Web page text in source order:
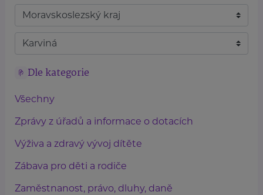
Dle kategorie
Všechny
Zprávy z úřadů a informace o dotacích
Výživa a zdravý vývoj dítěte
Zábava pro děti a rodiče
Zaměstnanost, právo, dluhy, daně